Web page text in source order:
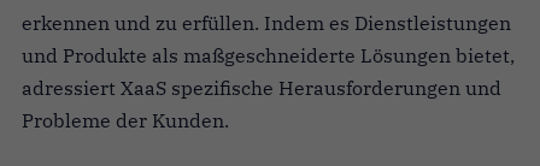
erkennen und zu erfüllen. Indem es Dienstleistungen
und Produkte als maßgeschneiderte Lösungen bietet,
adressiert XaaS spezifische Herausforderungen und
Probleme der Kunden.